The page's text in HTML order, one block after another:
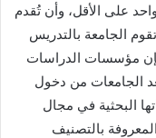
على الأقل، وأن تُقدم
الجامعة بالتدريس
مؤسسات الدراسات
الجامعات من دخول
من مُخرجاتها البحثية في مجال
بالتصنيف